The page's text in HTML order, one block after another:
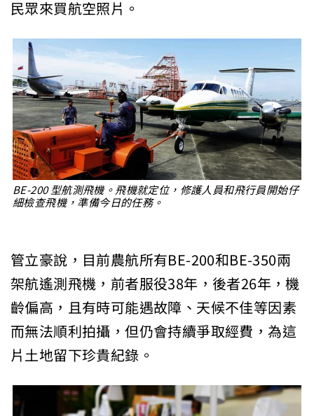
民眾來買航空照片。
BE-200 型航測飛機。飛機就定位，修護人員和飛行員開始仔
細檢查飛機，準備今日的任務。
管立豪說，目前農航所有BE-200和BE-350兩
架航遙測飛機，前者服役38年，後者26年，機
齡偏高，且有時可能遇故障、天候不佳等因素
而無法順利拍攝，但仍會持續爭取經費，為這
片土地留下珍貴紀錄。